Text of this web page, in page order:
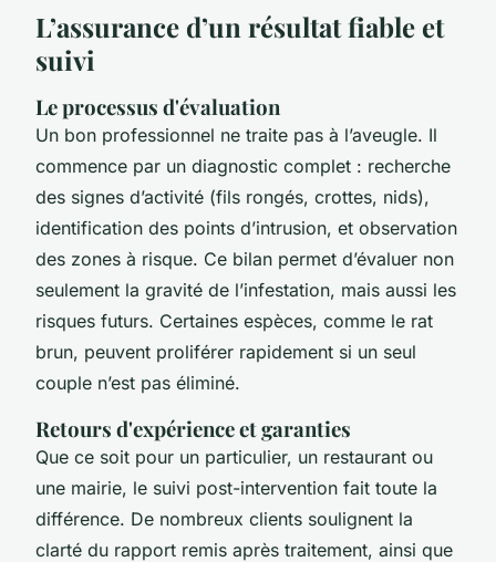
L’assurance d’un résultat fiable et
suivi
Le processus d'évaluation
Un bon professionnel ne traite pas à l’aveugle. Il
commence par un diagnostic complet : recherche
des signes d’activité (fils rongés, crottes, nids),
identification des points d’intrusion, et observation
des zones à risque. Ce bilan permet d’évaluer non
seulement la gravité de l’infestation, mais aussi les
risques futurs. Certaines espèces, comme le rat
brun, peuvent proliférer rapidement si un seul
couple n’est pas éliminé.
Retours d'expérience et garanties
Que ce soit pour un particulier, un restaurant ou
une mairie, le suivi post-intervention fait toute la
différence. De nombreux clients soulignent la
clarté du rapport remis après traitement, ainsi que